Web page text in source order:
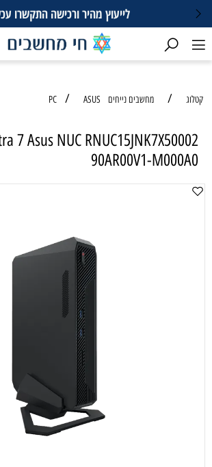
לייעוץ מהיר ורכישה התקשרו
קטלוג / מחשבים נייחים PC / ASUS
7 Asus NUC RNUC15JNK7X50002
90AR00V1-M000A0